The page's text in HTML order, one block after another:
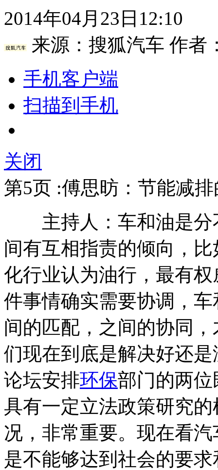
2014年04月23日12:10
来源： 搜狐汽车 作者
手机客户端
扫描到手机
关闭
第5页 :傅思昉：节能减
主持人：车和油是分
间有互相指责的倾向，
化行业认为油行，最有
件事情确实需要协调，
间的匹配，之间的协同
们现在到底是解决好还
论坛安排环保部门的两
具有一定立法政策研究
况，非常重要。现在看
是不能够达到社会的要